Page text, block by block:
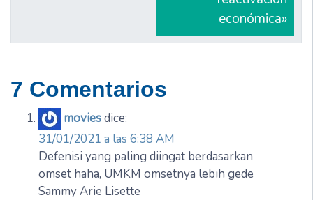
económica»
7 Comentarios
moviesdice:
31/01/2021 a las 6:38 AM
Defenisi yang paling diingat berdasarkan
omset haha, UMKM omsetnya lebih gede
Sammy Arie Lisette